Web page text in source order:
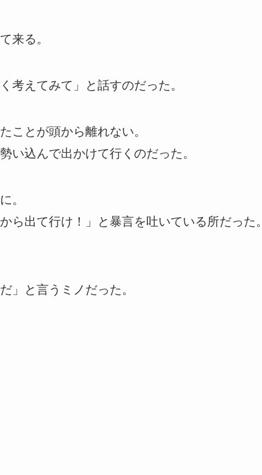
来る。
考えてみて」と話すのだった。
ことが頭から離れない。
い込んで出かけて行くのだった。
。
ら出て行け！」と暴言を吐いている所だった。
」と言うミノだった。